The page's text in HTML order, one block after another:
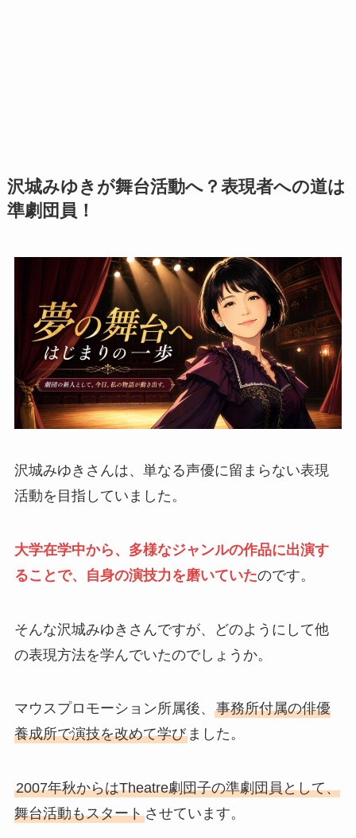
沢城みゆきが舞台活動へ？表現者への道は
準劇団員！
沢城みゆきさんは、単なる声優に留まらない表現
活動を目指していました。
大学在学中から、多様なジャンルの作品に出演す
ることで、自身の演技力を磨いていたのです。
そんな沢城みゆきさんですが、どのようにして他
の表現方法を学んでいたのでしょうか。
マウスプロモーション所属後、 事務所付属の俳優
養成所で演技を改めて学びました。
2007年秋からはTheatre劇団子の準劇団員として、
舞台活動もスタートさせています。